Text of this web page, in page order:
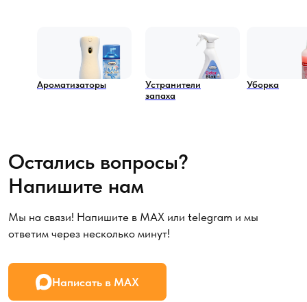
Уборка
Устранители
запаха
Ароматизаторы
Мы на связи! Напишите в MAX или telegram и мы
ответим через несколько минут!
Каталог
Профессиональная химия
Аксессуары
Товары для дома
Обратный звонок